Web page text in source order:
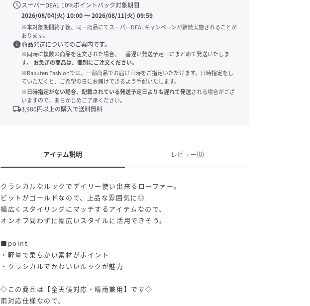
scheduleスーパーDEAL 10%ポイントバック対象期間
2026/08/04(火) 10:00〜2026/08/11(火) 09:59
※本対象期間終了後、同一商品にてスーパーDEALキャンペーンが継続実施されることが
あります。
info商品発送についてのご案内です。
※同時に複数の商品を注文された場合、一番遅い発送予定日にまとめて発送いたしま
す。
お急ぎの商品は、個別にご注文ください。
※Rakuten Fashionでは、一部商品でお届け日時をご指定いただけます。日時指定をし
ていただくと、ご希望の日にお届けできるよう手配いたします。
※日時指定がない場合、記載されている発送予定日よりも遅れて発送される場合がござ
いますので、あらかじめご了承ください。
local_shipping3,980円以上の購入で送料無料
アイテム説明 レビュー(0)
クラシカルなルックでデイリー使い出来るローファー。
ビットがゴールドなので、上品な雰囲気に◎
幅広くスタイリングにマッチするアイテムなので、
オンオフ問わずに幅広いスタイルに活用できそう。
■point
・軽量で柔らかい素材がポイント
・クラシカルでかわいいルックが魅力
◇この商品は【全天候対応・晴雨兼用】です◇
雨対応仕様なので、